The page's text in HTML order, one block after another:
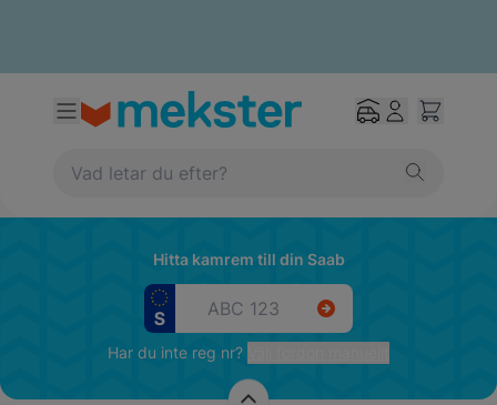
Hitta kamrem till din Saab
Har du inte reg nr?